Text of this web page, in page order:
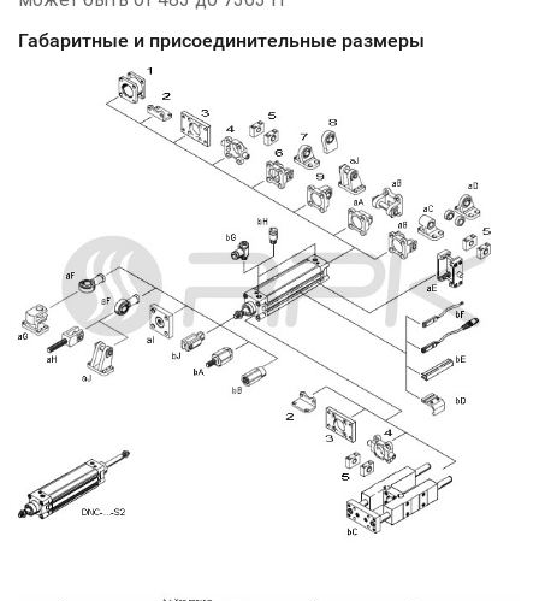
Габаритные и присоединительные размеры